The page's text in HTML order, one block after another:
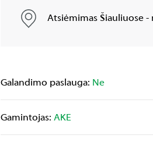
Atsiėmimas Šiauliuose
Galandimo paslauga: Ne
Gamintojas: AKE